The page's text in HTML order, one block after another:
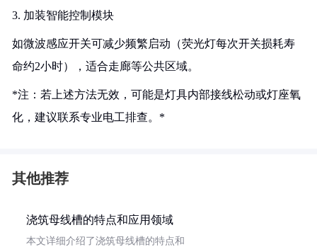
3. 加装智能控制模块
如微波感应开关可减少频繁启动（荧光灯每次开关损耗寿
命约2小时），适合走廊等公共区域。
*注：若上述方法无效，可能是灯具内部接线松动或灯座氧
化，建议联系专业电工排查。*
其他推荐
浇筑母线槽的特点和应用领域
本文详细介绍了浇筑母线槽的特点和